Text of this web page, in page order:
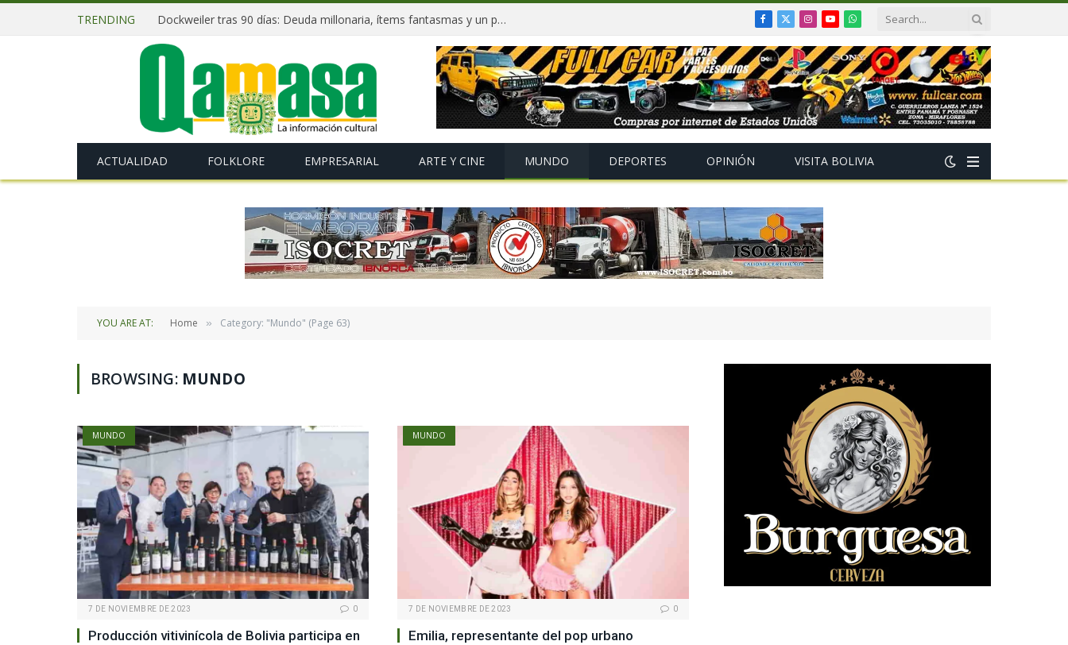
TRENDING Dockweiler tras 90 días: Deuda millonaria, ítems fantasmas y un plan para salvar La Paz Facebook
X
(Twitter)
Instagram
YouTubeWhatsApp
ACTUALIDAD FOLKLORE EMPRESARIAL ARTE Y CINE MUNDO DEPORTES OPINIÓN VISITA BOLIVIA
YOU ARE AT: Home » Category: "Mundo" (Page 63)
BROWSING: MUNDO
MUNDO
7 DE NOVIEMBRE DE 2023 0
Producción vitivinícola de Bolivia participa en
MUNDO
7 DE NOVIEMBRE DE 2023 0
Emilia, representante del pop urbano